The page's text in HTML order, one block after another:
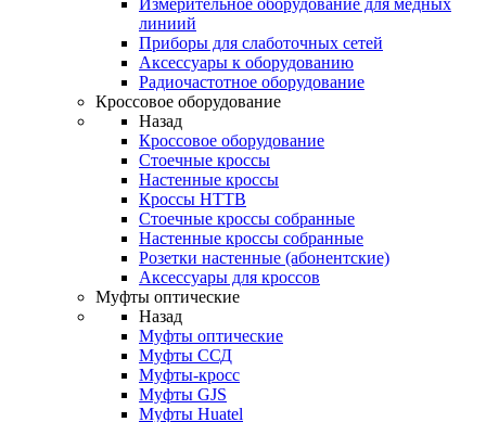
Измерительное оборудование для медных
линиий
Приборы для слаботочных сетей
Аксессуары к оборудованию
Радиочастотное оборудование
Кроссовое оборудование
Назад
Кроссовое оборудование
Стоечные кроссы
Настенные кроссы
Кроссы HTTB
Стоечные кроссы собранные
Настенные кроссы собранные
Розетки настенные (абонентские)
Аксессуары для кроссов
Муфты оптические
Назад
Муфты оптические
Муфты ССД
Муфты-кросс
Муфты GJS
Муфты Huatel